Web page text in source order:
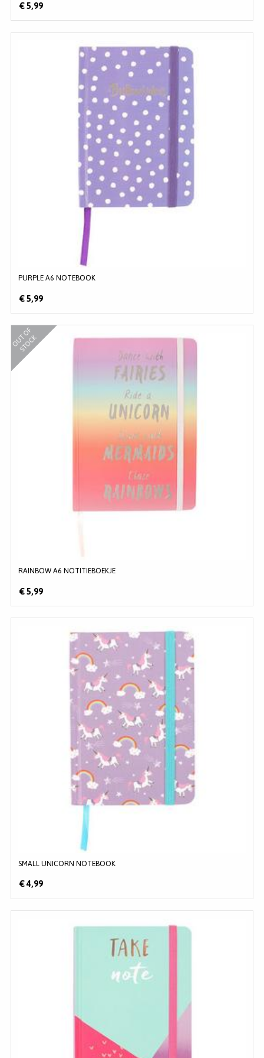
€ 5,99
PURPLE A6 NOTEBOOK
€ 5,99
RAINBOW A6 NOTITIEBOEKJE
O
U
T
O
F
S
T
O
C
K
€ 5,99
SMALL UNICORN NOTEBOOK
€ 4,99